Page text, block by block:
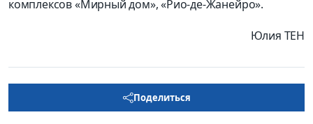
комплексов «Мирный дом», «Рио-де-Жанейро».
Юлия ТЕН
Поделиться